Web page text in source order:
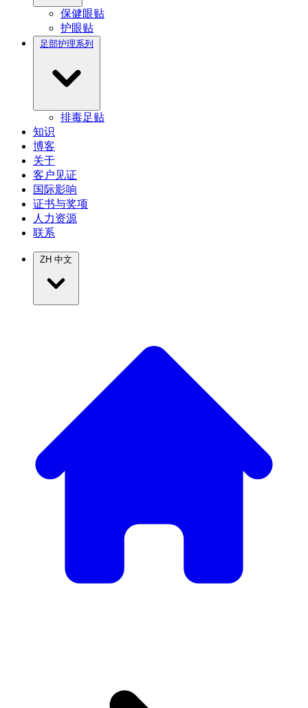
保健眼贴
护眼贴
足部护理系列
排毒足贴
知识
博客
关于
客户见证
国际影响
证书与奖项
人力资源
联系
ZH 中文